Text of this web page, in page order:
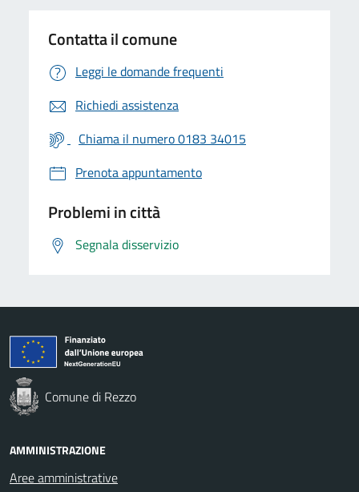
Contatta il comune
Leggi le domande frequenti
Richiedi assistenza
Chiama il numero 0183 34015
Prenota appuntamento
Problemi in città
Segnala disservizio
Comune di Rezzo
AMMINISTRAZIONE
Aree amministrative